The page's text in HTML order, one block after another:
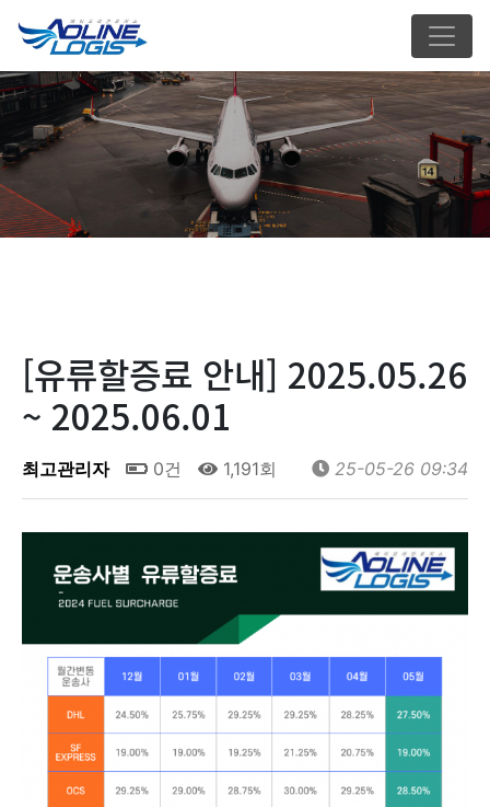
[유류할증료 안내] 2025.05.26
~ 2025.06.01
최고관리자 0건 1,191회 25-05-26 09:34